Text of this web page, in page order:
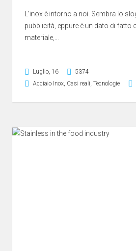
L’inox è intorno a noi. Sembra lo
pubblicità, eppure è un dato di fatto
materiale,...
Luglio, 16
5374
Acciaio Inox Casi reali Tecnologie